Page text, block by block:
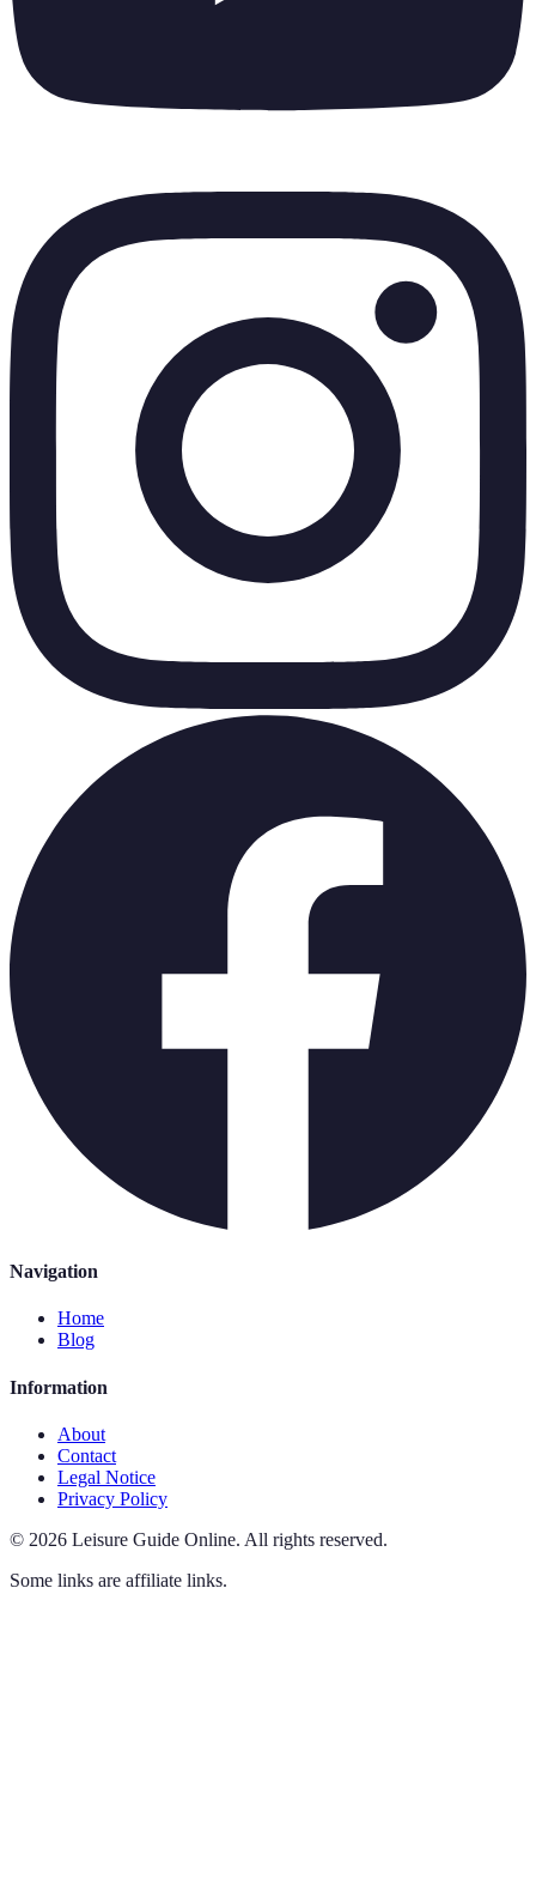
Navigation
Home
Blog
Information
About
Contact
Legal Notice
Privacy Policy
© 2026 Leisure Guide Online. All rights reserved.
Some links are affiliate links.